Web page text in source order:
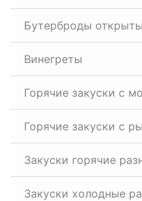
Бутерброды
Винегреты
Горячие закуски с
Горячие закуски с
Закуски горячие
Закуски холодные